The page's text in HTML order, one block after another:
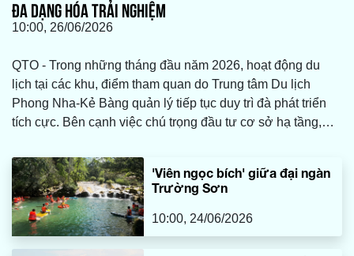
ĐA DẠNG HÓA TRẢI NGHIỆM
10:00, 26/06/2026
QTO - Trong những tháng đầu năm 2026, hoạt động du
lịch tại các khu, điểm tham quan do Trung tâm Du lịch
Phong Nha-Kẻ Bàng quản lý tiếp tục duy trì đà phát triển
tích cực. Bên cạnh việc chú trọng đầu tư cơ sở hạ tầng,
bá, ứng dụng công nghệ và phát triển thêm các sản phẩm
dịch vụ mới nhằm đáp ứng nhu cầu ngày càng đa dạng
của du khách.
'Viên ngọc bích' giữa đại ngàn
Trường Sơn
10:00, 24/06/2026